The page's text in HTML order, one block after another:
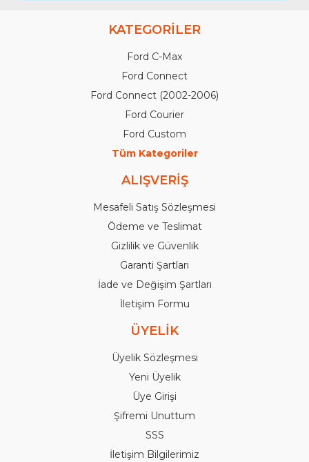
KATEGORİLER
Ford C-Max
Ford Connect
Ford Connect (2002-2006)
Ford Courier
Ford Custom
Tüm Kategoriler
ALIŞVERİŞ
Mesafeli Satış Sözleşmesi
Ödeme ve Teslimat
Gizlilik ve Güvenlik
Garanti Şartları
İade ve Değişim Şartları
İletişim Formu
ÜYELİK
Üyelik Sözleşmesi
Yeni Üyelik
Üye Girişi
Şifremi Unuttum
SSS
İletişim Bilgilerimiz